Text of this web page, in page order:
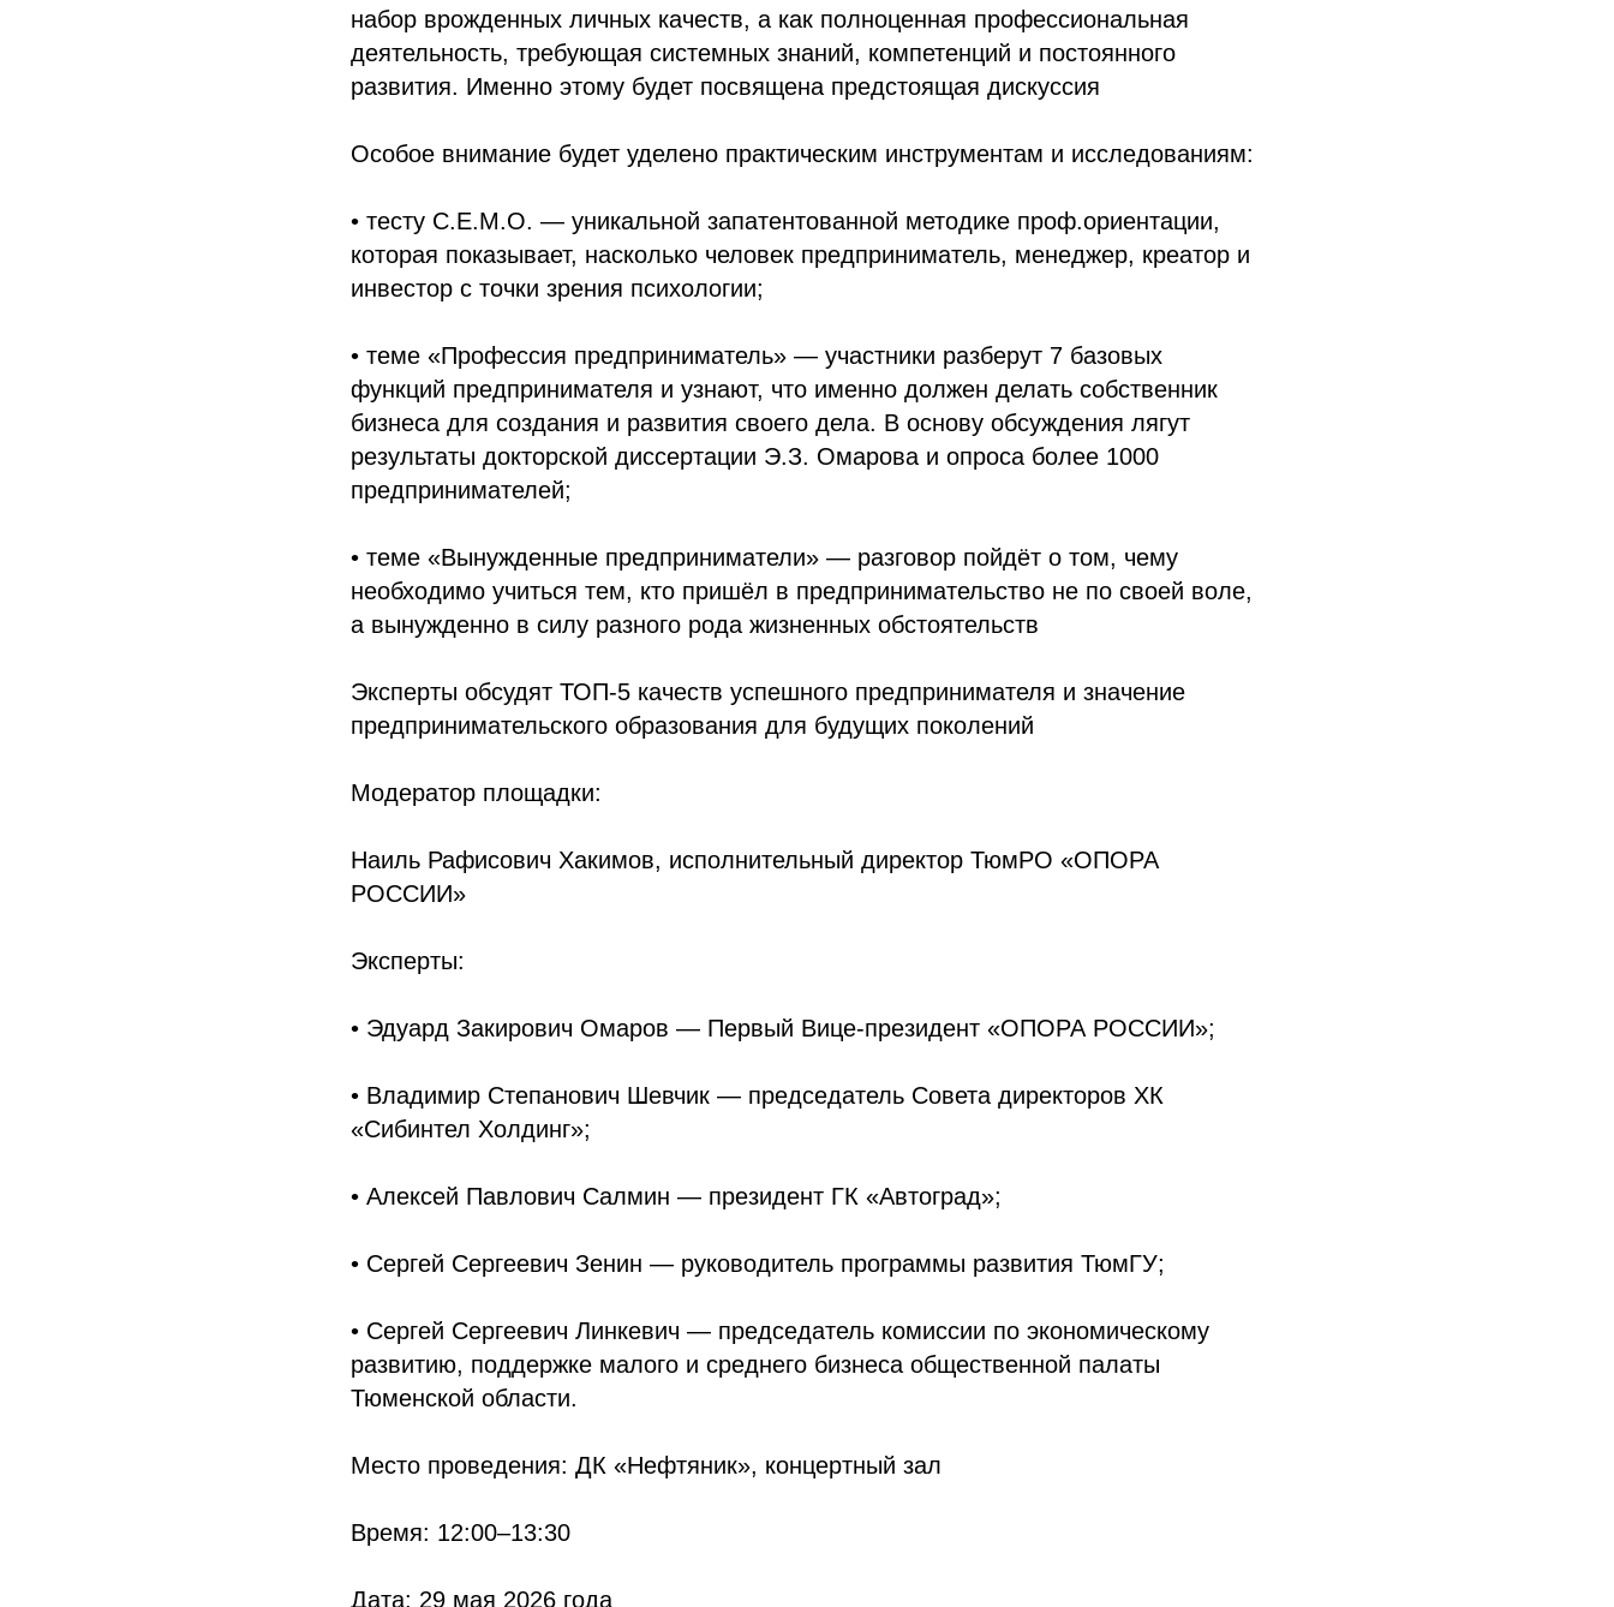
набор врожденных личных качеств, а как полноценная профессиональная
деятельность, требующая системных знаний, компетенций и постоянного
развития. Именно этому будет посвящена предстоящая дискуссия
Особое внимание будет уделено практическим инструментам и исследованиям:
• тесту С.Е.М.О. — уникальной запатентованной методике проф.ориентации,
которая показывает, насколько человек предприниматель, менеджер, креатор и
инвестор с точки зрения психологии;
• теме «Профессия предприниматель» — участники разберут 7 базовых
функций предпринимателя и узнают, что именно должен делать собственник
бизнеса для создания и развития своего дела. В основу обсуждения лягут
результаты докторской диссертации Э.З. Омарова и опроса более 1000
предпринимателей;
• теме «Вынужденные предприниматели» — разговор пойдёт о том, чему
необходимо учиться тем, кто пришёл в предпринимательство не по своей воле,
а вынужденно в силу разного рода жизненных обстоятельств
Эксперты обсудят ТОП-5 качеств успешного предпринимателя и значение
предпринимательского образования для будущих поколений
Модератор площадки:
Наиль Рафисович Хакимов, исполнительный директор ТюмРО «ОПОРА
РОССИИ»
Эксперты:
• Эдуард Закирович Омаров — Первый Вице-президент «ОПОРА РОССИИ»;
• Владимир Степанович Шевчик — председатель Совета директоров ХК
«Сибинтел Холдинг»;
• Алексей Павлович Салмин — президент ГК «Автоград»;
• Сергей Сергеевич Зенин — руководитель программы развития ТюмГУ;
• Сергей Сергеевич Линкевич — председатель комиссии по экономическому
развитию, поддержке малого и среднего бизнеса общественной палаты
Тюменской области.
Место проведения: ДК «Нефтяник», концертный зал
Время: 12:00–13:30
Дата: 29 мая 2026 года